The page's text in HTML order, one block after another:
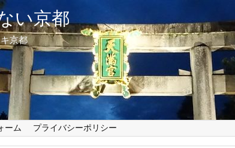
い京都
京都
ーム プライバシーポリシー